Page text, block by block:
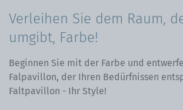
Verleihen Sie dem Raum,
umgibt, Farbe!
Beginnen Sie mit der Farbe und
Falpavillon, der Ihren Bedürfnissen
Faltpavillon - Ihr Style!